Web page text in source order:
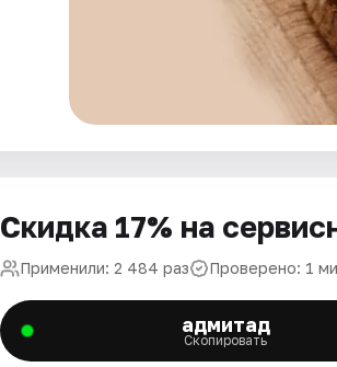
Скидка 17% на
Применили: 2 484 раз Проверено: 1
адмитад
Скопировать